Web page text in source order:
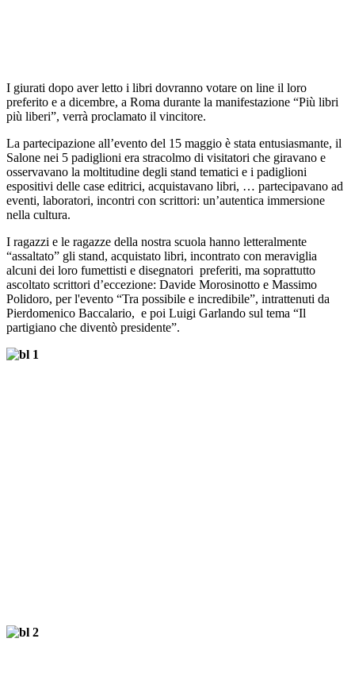
I giurati dopo aver letto i libri dovranno votare on line il loro
preferito e a dicembre, a Roma durante la manifestazione “Più libri
più liberi”, verrà proclamato il vincitore.
La partecipazione all’evento del 15 maggio è stata entusiasmante, il
Salone nei 5 padiglioni era stracolmo di visitatori che giravano e
osservavano la moltitudine degli stand tematici e i padiglioni
espositivi delle case editrici, acquistavano libri, … partecipavano ad
eventi, laboratori, incontri con scrittori: un’autentica immersione
nella cultura.
I ragazzi e le ragazze della nostra scuola hanno letteralmente
“assaltato” gli stand, acquistato libri, incontrato con meraviglia
alcuni dei loro fumettisti e disegnatori preferiti, ma soprattutto
ascoltato scrittori d’eccezione: Davide Morosinotto e Massimo
Polidoro, per l'evento “Tra possibile e incredibile”, intrattenuti da
Pierdomenico Baccalario, e poi Luigi Garlando sul tema “Il
partigiano che diventò presidente”.